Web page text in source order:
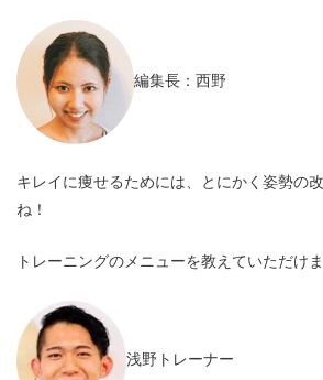
編集長：西野
キレイに痩せるためには、とにかく姿勢の
ね！
トレーニングのメニューを教えていただけ
浅野トレーナー